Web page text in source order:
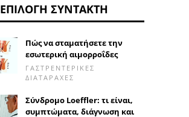
ΕΠΙΛΟΓΉ ΣΥΝΤΆΚΤΗ
Πώς να σταματήσετε την
εσωτερική αιμορροΐδες
ΓΑΣΤΡΕΝΤΕΡΙΚΈΣ
ΔΙΑΤΑΡΑΧΈΣ
Σύνδρομο Loeffler: τι είναι,
συμπτώματα, διάγνωση και